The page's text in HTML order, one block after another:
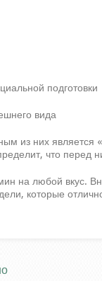
подготовки
вида
из них является
что перед
на любой вкус.
которые